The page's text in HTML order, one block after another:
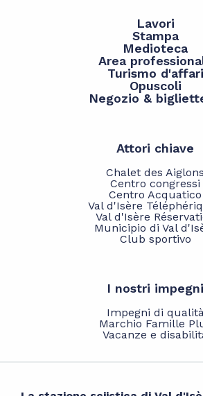
Lavori
Stampa
Medioteca
Area
Turismo d'affari
Opuscoli
Negozio &
Attori chiave
Chalet des Aiglons
Centro congressi
Centro Acquatico
Val d'Isère
Val d'Isère
Municipio di Val
Club sportivo
I nostri impegni
Impegni di
Marchio Famille
Vacanze e